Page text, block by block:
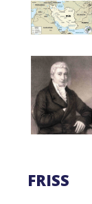
FRISS